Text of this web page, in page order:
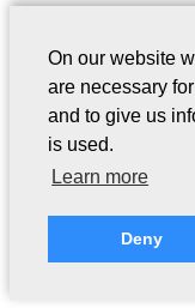
On our website
are necessary
and to give us
is used.
Learn more
Deny